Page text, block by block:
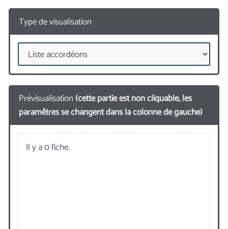
Type de visualisation
Prévisualisation (cette partie est non cliquable, les
paramêtres se changent dans la colonne de gauche)